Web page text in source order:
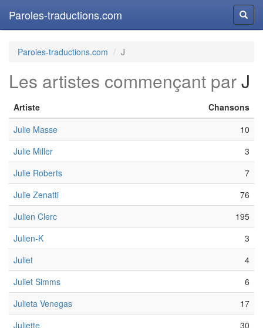
Paroles-traductions.com
Paroles-traductions.com J
Les artistes commençant parJ
Artiste
Chansons
Julie Masse
10
Julie Miller
3
Julie Roberts
7
Julie Zenatti
76
Julien Clerc
195
Julien-K
3
Juliet
4
Juliet Simms
6
Julieta Venegas
17
Juliette
30